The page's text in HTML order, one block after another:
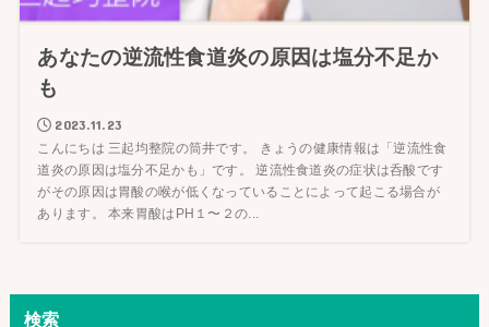
あなたの逆流性食道炎の原因は塩分不足か
も
2023.11.23
こんにちは 三起均整院の筒井です。 きょうの健康情報は「逆流性食
道炎の原因は塩分不足かも」です。 逆流性食道炎の症状は呑酸です
がその原因は胃酸の喉が低くなっていることによって起こる場合が
あります。 本来胃酸はPH１〜２の...
検索